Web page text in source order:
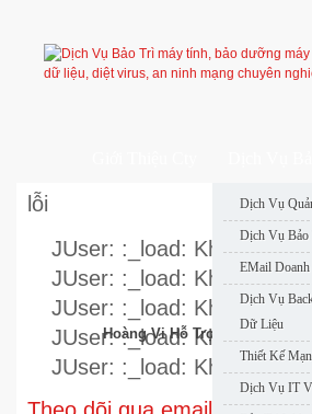
Dịch Vụ
Dịch Vụ
EMail
Dịch Vụ
Dữ Liệu
Thiết Kế
Dịch Vụ IT
lỗi
JUser: :_load: Không thể
JUser: :_load: Không thể
JUser: :_load: Không thể
JUser: :_load: Không thể
JUser: :_load: Không thể
Hoàng Vi Hỗ Trợ Nhanh